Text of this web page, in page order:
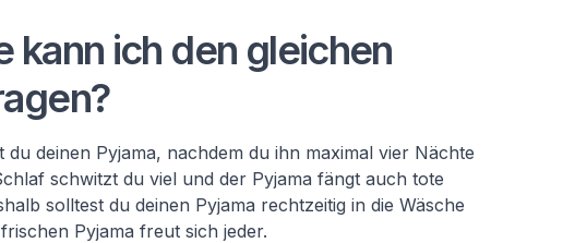
kann ich den gleichen
du deinen Pyjama, nachdem du ihn maximal vier Nächte
schwitzt du viel und der Pyjama fängt auch tote
solltest du deinen Pyjama rechtzeitig in die Wäsche
Pyjama freut sich jeder.